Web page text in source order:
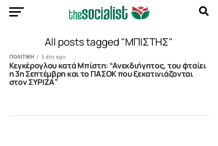
All posts tagged "ΜΠΙΣΤΗΣ"
ΠΟΛΙΤΙΚΗ 5 έτη ago
Κεγκέρογλου κατά Μπίστη: “Ανεκδιήγητος, του φταίει
η 3η Σεπτέμβρη και το ΠΑΣΟΚ που ξεκατινιάζονται
στον ΣΥΡΙΖΑ”